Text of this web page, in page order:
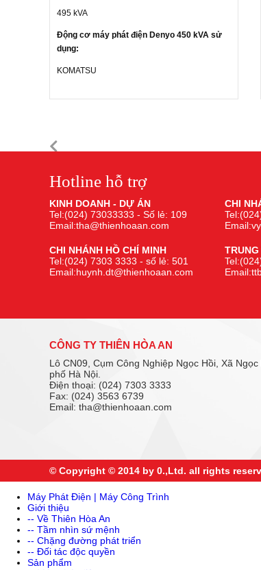
495 kVA
Động cơ máy phát điện Denyo 450 kVA sử
dụng:
KOMATSU
Hotline hỗ trợ
KINH DOANH - DỰ ÁN
Tel:(024) 73033333 - Số lẻ: 109
Email:tha@thienhoaan.com
CHI
CHI NHÁNH HỒ CHÍ MINH
Tel:(024) 7303 3333 - số lẻ: 501
Email:huynh.dt@thienhoaan.com
CÔNG TY THIÊN HÒA AN
Lô CN09, Cụm Công Nghiệp Ngọc Hồi, Xã Ngọc
phố Hà Nội.
Điện thoại: (024) 7303 3333
Fax: (024) 3563 6739
Email: tha@thienhoaan.com
© Copyright © 2014 by 0.,Ltd. all rights
Máy Phát Điện | Máy Công Trình
Giới thiệu
-- Về Thiên Hòa An
-- Tầm nhìn sứ mệnh
-- Chặng đường phát triển
-- Đối tác độc quyền
Sản phẩm